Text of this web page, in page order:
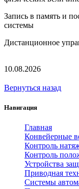
Запись в память и
системы
Дистанционное
10.08.2026
Вернуться назад
Навигация
Главная
Конвейерные
Контроль
Контроль
Устройства
Приводная
Системы